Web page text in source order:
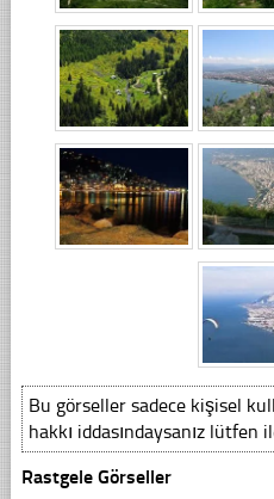
Bu görseller sadece kişisel
hakkı iddasındaysanız lütfen
Rastgele Görseller